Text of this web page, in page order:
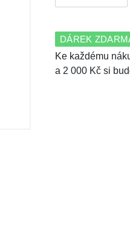
DÁREK
Ke každému
a 2 000 Kč si